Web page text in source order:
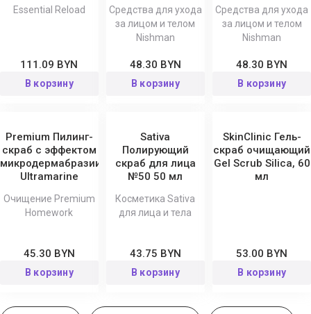
Essential Reload
111.09 BYN
В корзину
Средства для ухода
за лицом и телом
Nishman
48.30 BYN
В корзину
Средства для ухода
за лицом и телом
Nishman
48.30 BYN
В корзину
Premium Пилинг-
скраб с эффектом
микродермабразии
Ultramarine
Очищение Premium
Homework
45.30 BYN
В корзину
Sativa
Полирующий
скраб для лица
№50 50 мл
Косметика Sativa
для лица и тела
43.75 BYN
В корзину
SkinClinic Гель-
скраб очищающий
Gel Scrub Silica, 60
мл
53.00 BYN
В корзину